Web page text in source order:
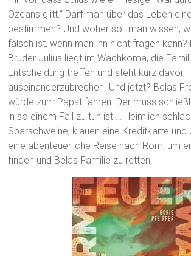
Ozeans glitt.“ Darf man über das Leben
bestimmen? Und woher soll man wissen,
falsch ist, wenn man ihn nicht fragen
Bruder Julius liegt im Wachkoma, die
Entscheidung treffen und steht kurz davor,
auseinanderzubrechen. Und jetzt? Belas
würde zum Papst fahren. Der muss
in so einem Fall zu tun ist … Heimlich
Sparschweine, klauen eine Kreditkarte
eine abenteuerliche Reise nach Rom, um
finden und Belas Familie zu retten.